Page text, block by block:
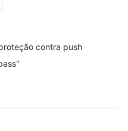
contra push